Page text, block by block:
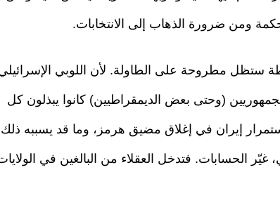
ومن ضرورة الذهاب إلى الانتخابات.
مطروحة على الطاولة. لأن اللوبي
(وحتى بعض الديمقراطيين) كانوا يبذلون كل
إيران في إغلاق مضيق هرمز، وما قد يسببه ذلك
غيّر الحسابات. فتدخل العقلاء من البالغين في